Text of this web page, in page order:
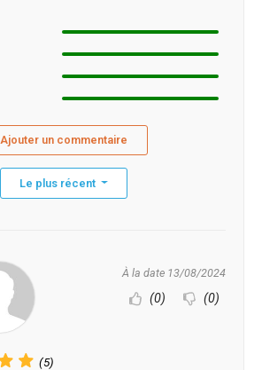
Ajouter un commentaire
Le plus récent
(5)
À la date 13/08/2024
(0) (0)